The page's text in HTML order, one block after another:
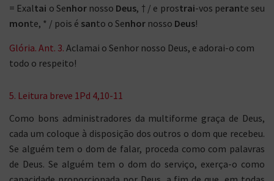
= Exaltai o Senhornosso Deus, † / e prostrai-vos perante seu
monte, * / pois é santo o Senhor nosso Deus!
Glória. Ant. 3. Aclamai o Senhor nosso Deus, e adorai-o com
todo o respeito!
5. Leitura breve 1Pd 4,10-11
Como bons administradores da multiforme graça de Deus,
cada um coloque à disposição dos outros o dom que recebeu.
Se alguém tem o dom de falar, proceda como com palavras
de Deus. Se alguém tem o dom do serviço, exerça-o como